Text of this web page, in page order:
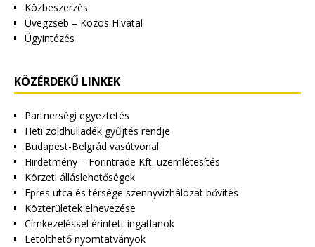
Közbeszerzés
Üvegzseb – Közös Hivatal
Ügyintézés
KÖZÉRDEKŰ LINKEK
Partnerségi egyeztetés
Heti zöldhulladék gyűjtés rendje
Budapest-Belgrád vasútvonal
Hirdetmény – Forintrade Kft. üzemlétesítés
Körzeti álláslehetőségek
Epres utca és térsége szennyvízhálózat bővítés
Közterületek elnevezése
Címkezeléssel érintett ingatlanok
Letölthető nyomtatványok